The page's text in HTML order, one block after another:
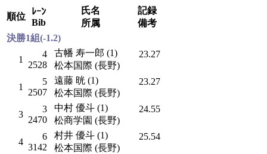
順位
ﾚｰﾝ
Bib
氏名
所属
記録
備考
決勝1組(-1.2)
1
4
2528
古幡 寿一郎 (1)
松本国際 (長野)
23.27
1
5
2507
遠藤 晄 (1)
松本国際 (長野)
23.27
3
3
2470
中村 優斗 (1)
松商学園 (長野)
24.55
4
6
3142
村井 優斗 (1)
松本国際 (長野)
25.54